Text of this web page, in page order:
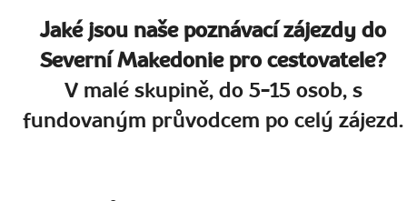
Jaké jsou naše poznávací zájezdy do
Severní Makedonie pro cestovatele?
V malé skupině, do 5-15 osob, s
fundovaným průvodcem po celý zájezd.